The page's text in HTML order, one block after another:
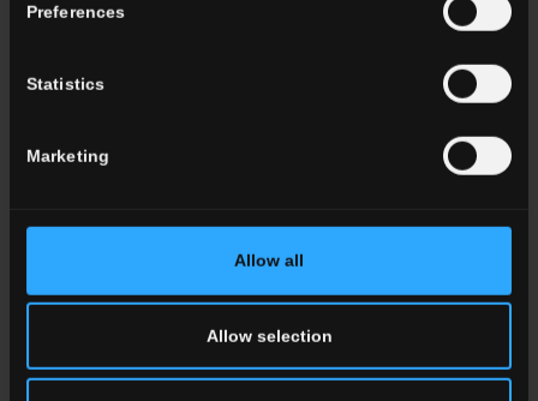
Preferences
Statistics
Marketing
Allow all
Allow selection
NEWS / EVENTS